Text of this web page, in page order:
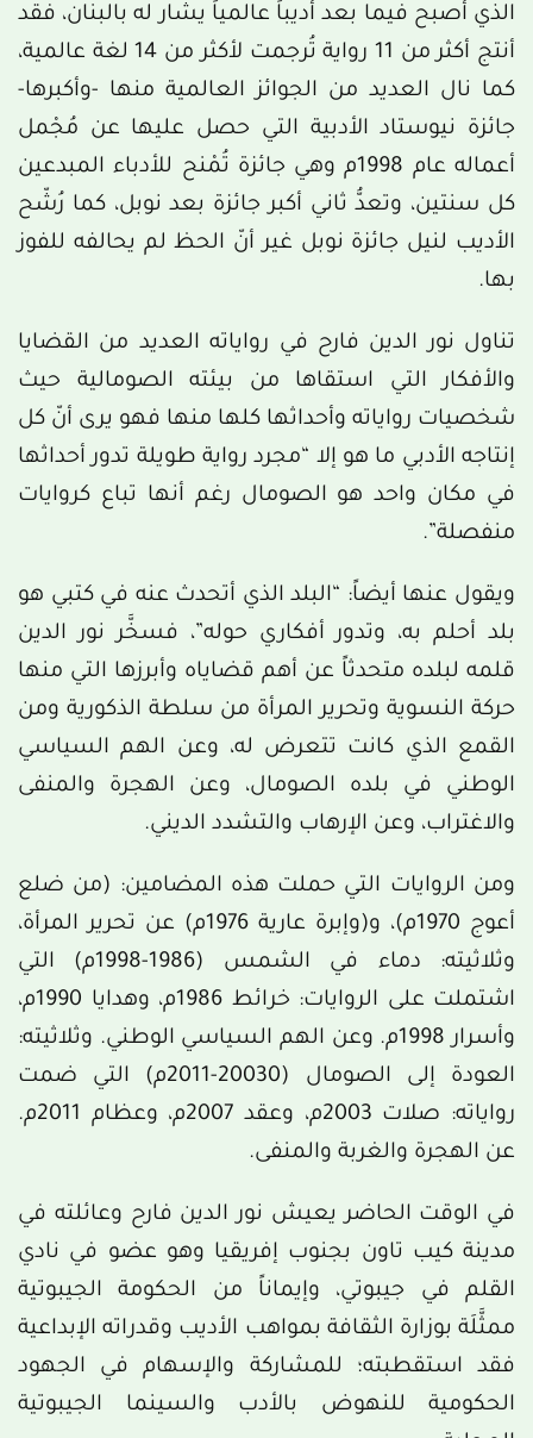
الذي أصبح فيما بعد أديباً عالمياً يشار له بالبنان، فقد
أنتج أكثر من 11 رواية تُرجمت لأكثر من 14 لغة عالمية،
كما نال العديد من الجوائز العالمية منها -وأكبرها-
جائزة نيوستاد الأدبية التي حصل عليها عن مُجْمل
أعماله عام 1998م وهي جائزة تُمْنح للأدباء المبدعين
كل سنتين، وتعدُّ ثاني أكبر جائزة بعد نوبل، كما رُشّح
الأديب لنيل جائزة نوبل غير أنّ الحظ لم يحالفه للفوز
بها.
تناول نور الدين فارح في رواياته العديد من القضايا
والأفكار التي استقاها من بيئته الصومالية حيث
شخصيات رواياته وأحداثها كلها منها فهو يرى أنّ كل
إنتاجه الأدبي ما هو إلا “مجرد رواية طويلة تدور أحداثها
في مكان واحد هو الصومال رغم أنها تباع كروايات
منفصلة”.
ويقول عنها أيضاً: “البلد الذي أتحدث عنه في كتبي هو
بلد أحلم به، وتدور أفكاري حوله”، فسخَّر نور الدين
قلمه لبلده متحدثاً عن أهم قضاياه وأبرزها التي منها
حركة النسوية وتحرير المرأة من سلطة الذكورية ومن
القمع الذي كانت تتعرض له، وعن الهم السياسي
الوطني في بلده الصومال، وعن الهجرة والمنفى
والاغتراب، وعن الإرهاب والتشدد الديني.
ومن الروايات التي حملت هذه المضامين: (من ضلع
أعوج 1970م)، و(وإبرة عارية 1976م) عن تحرير المرأة،
وثلاثيته: دماء في الشمس (1986-1998م) التي
اشتملت على الروايات: خرائط 1986م، وهدايا 1990م،
وأسرار 1998م. وعن الهم السياسي الوطني. وثلاثيته:
العودة إلى الصومال (20030-2011م) التي ضمت
رواياته: صلات 2003م، وعقد 2007م، وعظام 2011م.
عن الهجرة والغربة والمنفى.
في الوقت الحاضر يعيش نور الدين فارح وعائلته في
مدينة كيب تاون بجنوب إفريقيا وهو عضو في نادي
القلم في جيبوتي، وإيماناً من الحكومة الجيبوتية
ممثَّلَة بوزارة الثقافة بمواهب الأديب وقدراته الإبداعية
فقد استقطبته؛ للمشاركة والإسهام في الجهود
الحكومية للنهوض بالأدب والسينما الجيبوتية